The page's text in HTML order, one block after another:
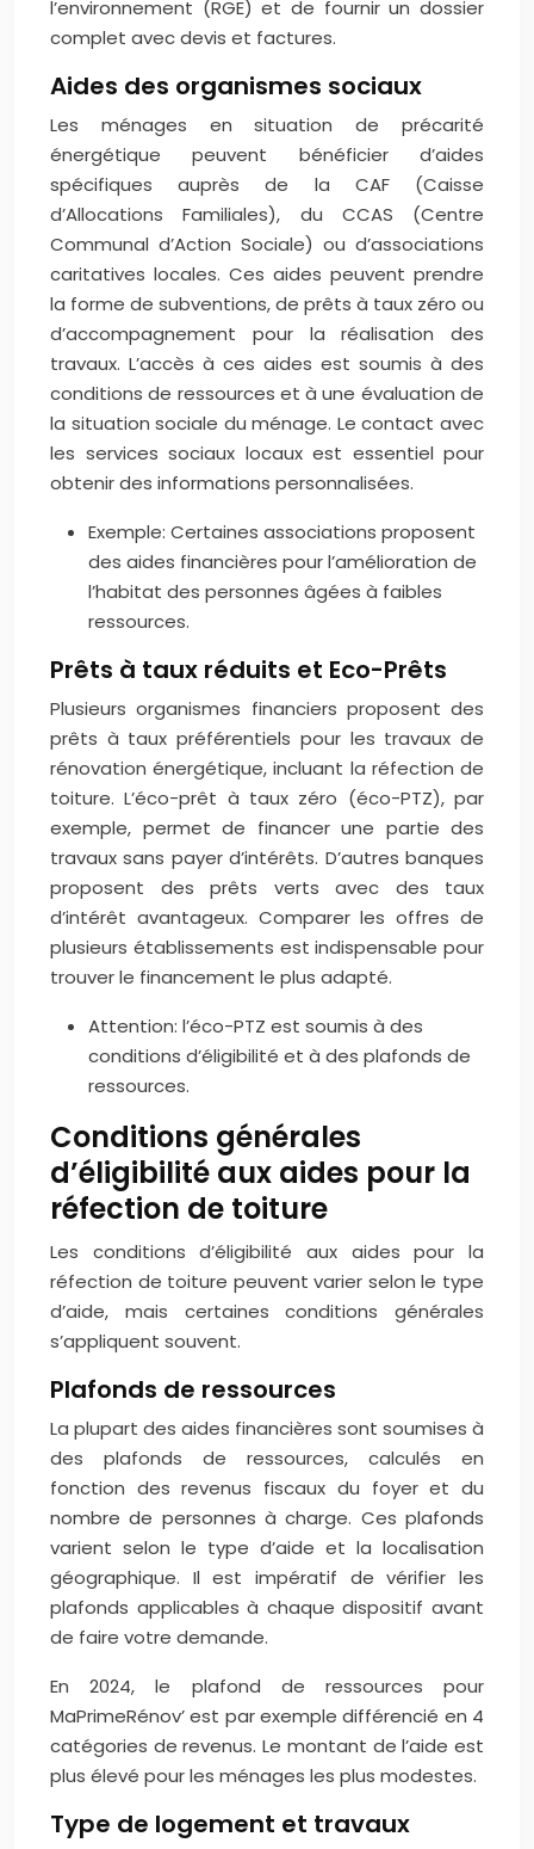
l’environnement (RGE) et de fournir un dossier
complet avec devis et factures.
Aides des organismes sociaux
Les ménages en situation de précarité
énergétique peuvent bénéficier d’aides
spécifiques auprès de la CAF (Caisse
d’Allocations Familiales), du CCAS (Centre
Communal d’Action Sociale) ou d’associations
caritatives locales. Ces aides peuvent prendre
la forme de subventions, de prêts à taux zéro ou
d’accompagnement pour la réalisation des
travaux. L’accès à ces aides est soumis à des
conditions de ressources et à une évaluation de
la situation sociale du ménage. Le contact avec
les services sociaux locaux est essentiel pour
obtenir des informations personnalisées.
Exemple: Certaines associations proposent
des aides financières pour l’amélioration de
l’habitat des personnes âgées à faibles
ressources.
Prêts à taux réduits et Eco-Prêts
Plusieurs organismes financiers proposent des
prêts à taux préférentiels pour les travaux de
rénovation énergétique, incluant la réfection de
toiture. L’éco-prêt à taux zéro (éco-PTZ), par
exemple, permet de financer une partie des
travaux sans payer d’intérêts. D’autres banques
proposent des prêts verts avec des taux
d’intérêt avantageux. Comparer les offres de
plusieurs établissements est indispensable pour
trouver le financement le plus adapté.
Attention: l’éco-PTZ est soumis à des
conditions d’éligibilité et à des plafonds de
ressources.
Conditions générales
d’éligibilité aux aides pour la
réfection de toiture
Les conditions d’éligibilité aux aides pour la
réfection de toiture peuvent varier selon le type
d’aide, mais certaines conditions générales
s’appliquent souvent.
Plafonds de ressources
La plupart des aides financières sont soumises à
des plafonds de ressources, calculés en
fonction des revenus fiscaux du foyer et du
nombre de personnes à charge. Ces plafonds
varient selon le type d’aide et la localisation
géographique. Il est impératif de vérifier les
plafonds applicables à chaque dispositif avant
de faire votre demande.
En 2024, le plafond de ressources pour
MaPrimeRénov’ est par exemple différencié en 4
catégories de revenus. Le montant de l’aide est
plus élevé pour les ménages les plus modestes.
Type de logement et travaux